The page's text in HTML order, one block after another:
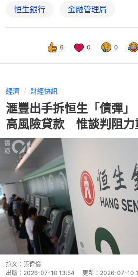
恒生銀行 金融管理局
6 0 0
經濟 財經快訊
滙豐出手拆恒生「債彈
高風險貸款 惟談判阻力
撰文： 張偉倫
出版： 2026-07-10 13:54 更新： 2026-07-10